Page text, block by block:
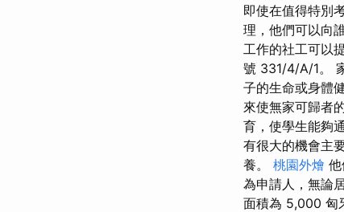
即使在值得特別
理，他們可以向
工作的社工可以
號 331/4/A/1。
子的生命或身體
來使無家可歸者
育，使學生能夠
有很大的機會主
養。 桃園外燴
為申請人，無論
面積為 5,000 匈